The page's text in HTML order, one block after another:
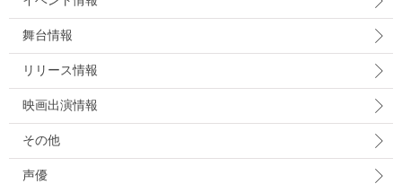
舞台情報
リリース情報
映画出演情報
その他
声優